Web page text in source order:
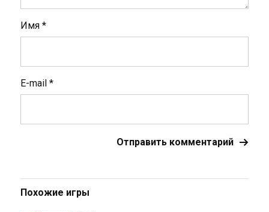
Имя *
E-mail *
Похожие игры